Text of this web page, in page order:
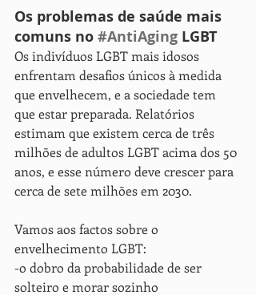
Os problemas de saúde mais
comuns no #AntiAging LGBT
Os indivíduos LGBT mais idosos
enfrentam desafios únicos à medida
que envelhecem, e a sociedade tem
que estar preparada. Relatórios
estimam que existem cerca de três
milhões de adultos LGBT acima dos 50
anos, e esse número deve crescer para
cerca de sete milhões em 2030.
Vamos aos factos sobre o
envelhecimento LGBT:
-o dobro da probabilidade de ser
solteiro e morar sozinho